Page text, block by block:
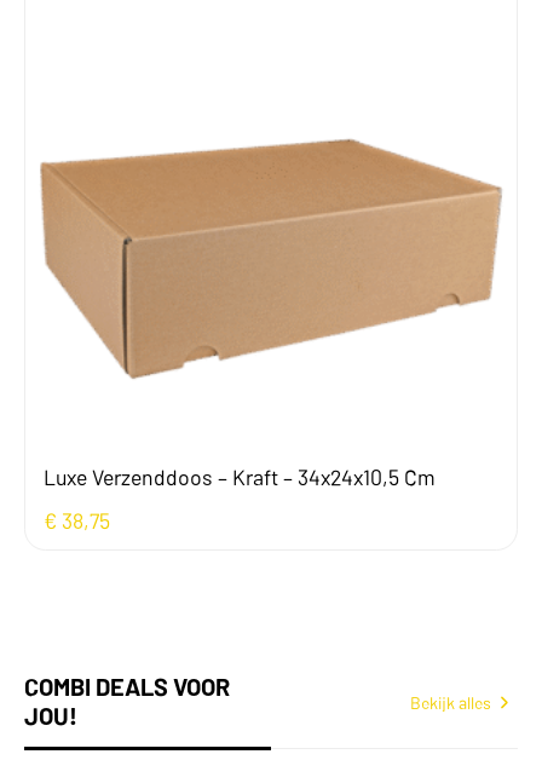
Luxe Verzenddoos – Kraft – 34x24x10,5 Cm
€ 38,75
COMBI DEALS VOOR
JOU!
Bekijk alles